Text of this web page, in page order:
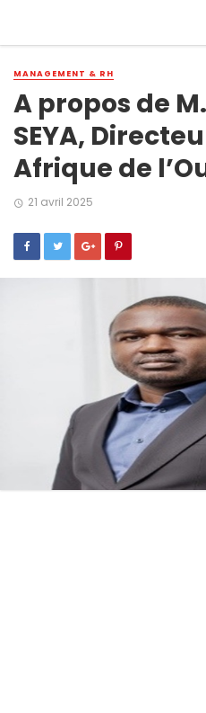
MANAGEMENT & RH
A propos de
SEYA,
Afrique de
21 avril 2025